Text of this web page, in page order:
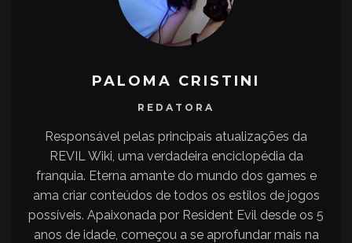
PALOMA CRISTINI
REDATORA
Responsável pelas principais atualizações da
REVIL Wiki, uma verdadeira enciclopédia da
franquia. Eterna amante do mundo dos games e
ama criar conteúdos de todos os estilos de jogos
possíveis. Apaixonada por Resident Evil desde os 5
anos de idade, começou a se aprofundar mais na